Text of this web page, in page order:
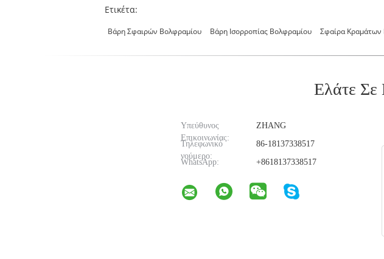
Ετικέτα:
Βάρη Σφαιρών Βολφραμίου Βάρη Ισορροπίας Βολφραμίου Σφαίρα Κραμάτων
Ελάτε
Υπεύθυνος
Επικοινωνίας:
ZHANG
Τηλεφωνικό
νούμερο:
86-18137338517
WhatsApp:
+8618137338517